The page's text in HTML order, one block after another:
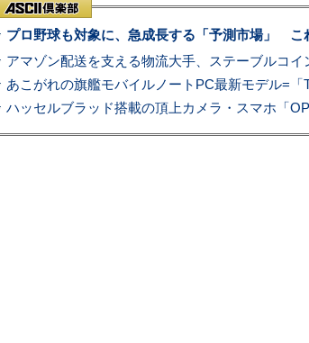
プロ野球も対象に、急成長する「予測市場」 こ